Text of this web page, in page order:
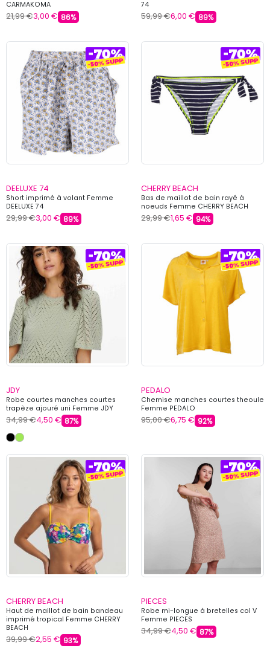
CARMAKOMA
21,99 €3,00 € 86%
74
59,99 €6,00 € 89%
DEELUXE 74
Short imprimé à volant Femme
DEELUXE 74
29,99 €3,00 € 89%
CHERRY BEACH
Bas de maillot de bain rayé à
noeuds Femme CHERRY BEACH
29,99 €1,65 € 94%
JDY
Robe courtes manches courtes
trapèze ajouré uni Femme JDY
34,99 €4,50 € 87%
PEDALO
Chemise manches courtes theoule
Femme PEDALO
95,00 €6,75 € 92%
CHERRY BEACH
Haut de maillot de bain bandeau
imprimé tropical Femme CHERRY
BEACH
39,99 €2,55 € 93%
PIECES
Robe mi-longue à bretelles col V
Femme PIECES
34,99 €4,50 € 87%